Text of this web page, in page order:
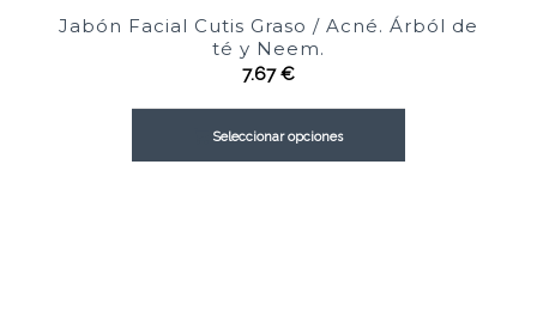
Jabón Facial Cutis Graso / Acné. Árból de
té y Neem.
7.67€
Seleccionar opciones